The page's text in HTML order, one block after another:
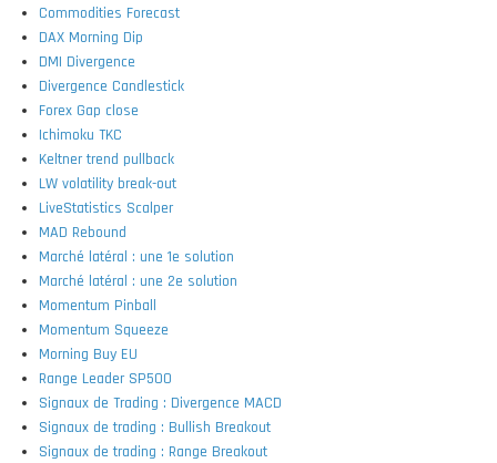
Commodities Forecast
DAX Morning Dip
DMI Divergence
Divergence Candlestick
Forex Gap close
Ichimoku TKC
Keltner trend pullback
LW volatility break-out
LiveStatistics Scalper
MAD Rebound
Marché latéral : une 1e solution
Marché latéral : une 2e solution
Momentum Pinball
Momentum Squeeze
Morning Buy EU
Range Leader SP500
Signaux de Trading : Divergence MACD
Signaux de trading : Bullish Breakout
Signaux de trading : Range Breakout